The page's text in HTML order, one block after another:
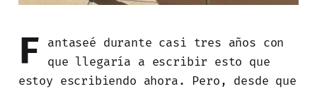
F
antaseé durante casi tres años con
que llegaría a escribir esto que
estoy escribiendo ahora. Pero, desde que